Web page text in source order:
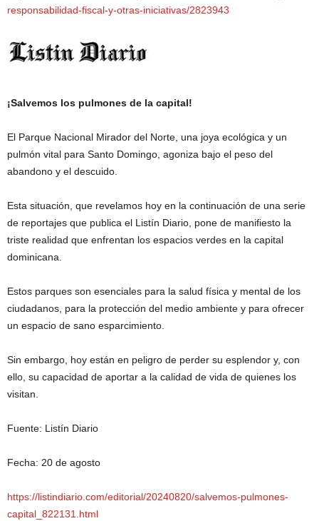
responsabilidad-fiscal-y-otras-iniciativas/2823943
¡Salvemos los pulmones de la capital!
El Parque Nacional Mirador del Norte, una joya ecológica y un
pulmón vital para Santo Domingo, agoniza bajo el peso del
abandono y el descuido.
Esta situación, que revelamos hoy en la continuación de una serie
de reportajes que publica el Listín Diario, pone de manifiesto la
triste realidad que enfrentan los espacios verdes en la capital
dominicana.
Estos parques son esenciales para la salud física y mental de los
ciudadanos, para la protección del medio ambiente y para ofrecer
un espacio de sano esparcimiento.
Sin embargo, hoy están en peligro de perder su esplendor y, con
ello, su capacidad de aportar a la calidad de vida de quienes los
visitan.
Fuente: Listín Diario
Fecha: 20 de agosto
https://listindiario.com/editorial/20240820/salvemos-pulmones-
capital_822131.html